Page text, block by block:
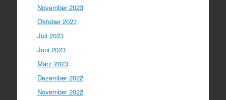
November 2023
Oktober 2023
Juli 2023
Juni 2023
März 2023
Dezember 2022
November 2022